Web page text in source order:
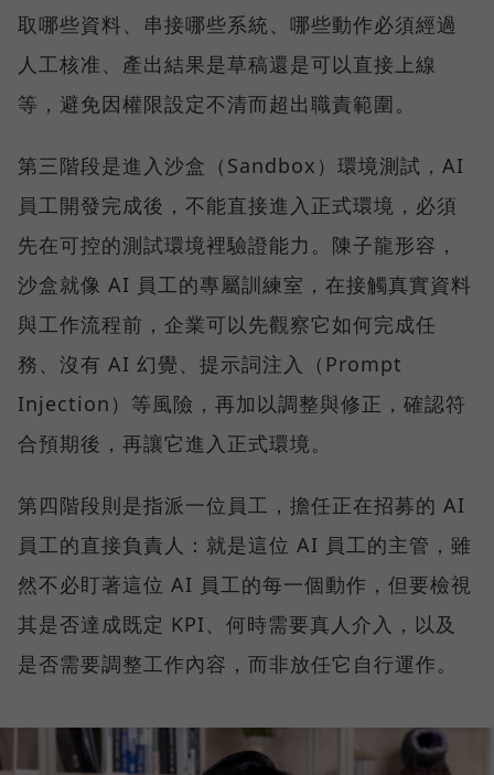
取哪些資料、串接哪些系統、哪些動作必須經過
人工核准、產出結果是草稿還是可以直接上線
等，避免因權限設定不清而超出職責範圍。
第三階段是進入沙盒（Sandbox）環境測試，AI
員工開發完成後，不能直接進入正式環境，必須
先在可控的測試環境裡驗證能力。陳子龍形容，
沙盒就像 AI 員工的專屬訓練室，在接觸真實資料
與工作流程前，企業可以先觀察它如何完成任
務、沒有 AI 幻覺、提示詞注入（Prompt
Injection）等風險，再加以調整與修正，確認符
合預期後，再讓它進入正式環境。
第四階段則是指派一位員工，擔任正在招募的 AI
員工的直接負責人：就是這位 AI 員工的主管，雖
然不必盯著這位 AI 員工的每一個動作，但要檢視
其是否達成既定 KPI、何時需要真人介入，以及
是否需要調整工作內容，而非放任它自行運作。